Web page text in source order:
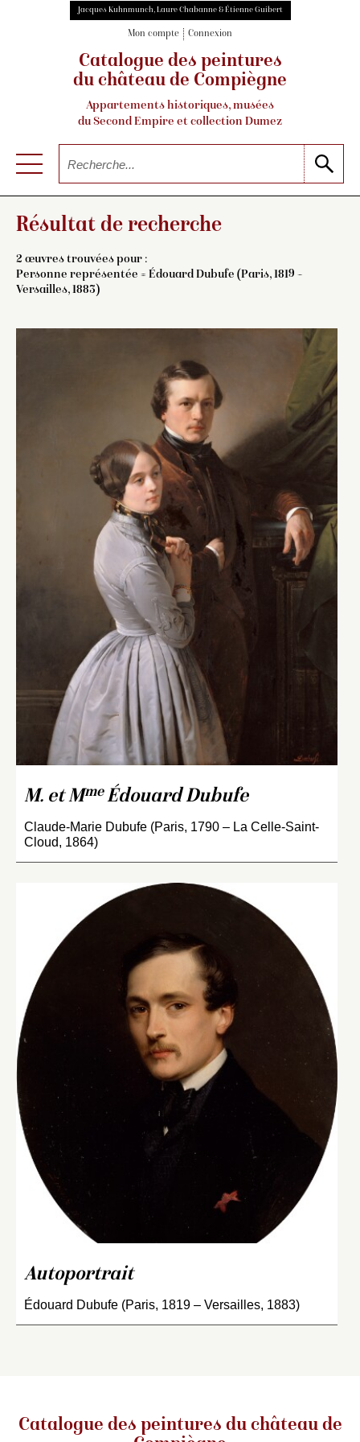
Jacques Kuhnmunch, Laure Chabanne & Étienne Guibert
Mon compte Connexion
Catalogue des peintures
du château de Compiègne
Appartements historiques, musées
du Second Empire et collection Dumez
Résultat de recherche
2 œuvres trouvées pour :
Personne représentée = Édouard Dubufe (Paris, 1819 –
Versailles, 1883)
M. et MmeÉdouard Dubufe
Claude-Marie Dubufe (Paris, 1790 – La Celle-Saint-
Cloud, 1864)
Autoportrait
Édouard Dubufe (Paris, 1819 – Versailles, 1883)
Catalogue des peintures du château de